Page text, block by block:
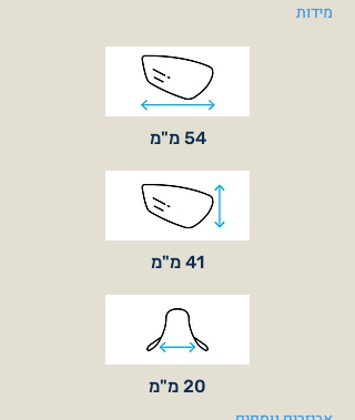
מידות
54 מ"מ
41 מ"מ
20 מ"מ